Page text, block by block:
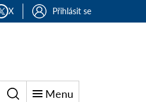
X Přihlásit se
Menu